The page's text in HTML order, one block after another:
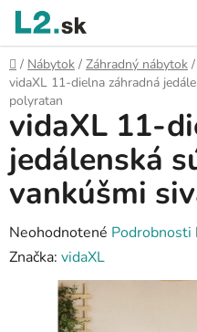
Prejsť
obsah
Domov
/ Nábytok / Záhradný nábytok /
vidaXL 11-dielna záhradná
polyratan
vidaXL 11-
jedálenská
vankúšmi
Priemerné
hodnotenie
produktu
Neohodnotené Podrobnosti
Značka: vidaXL